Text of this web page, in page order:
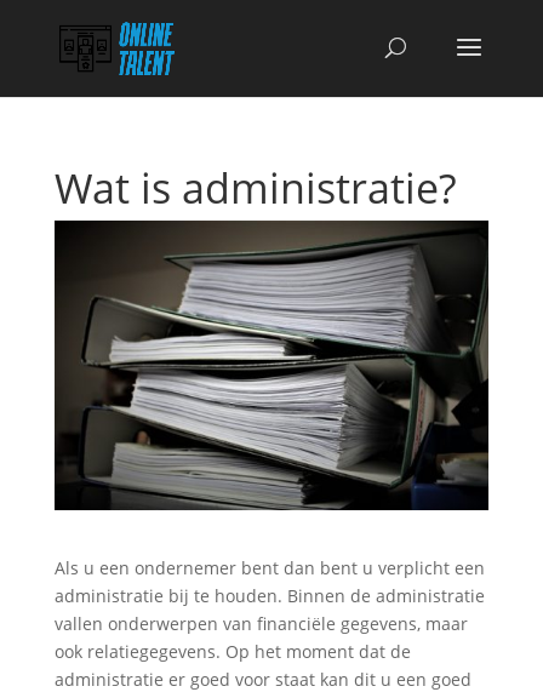
Wat is administratie?
Als u een ondernemer bent dan bent u verplicht een
administratie bij te houden. Binnen de administratie
vallen onderwerpen van financiële gegevens, maar
ook relatiegegevens. Op het moment dat de
administratie er goed voor staat kan dit u een goed